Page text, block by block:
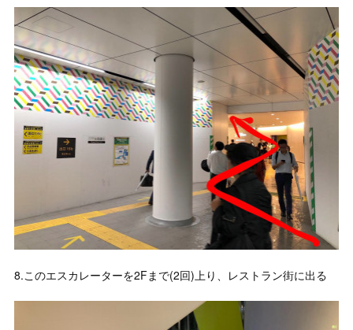
8.このエスカレーターを2Fまで(2回)上り、レストラン街に出る